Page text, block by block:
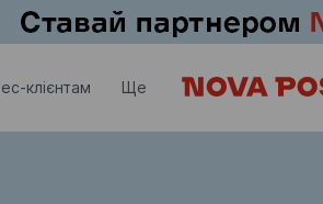
клієнтам Ще